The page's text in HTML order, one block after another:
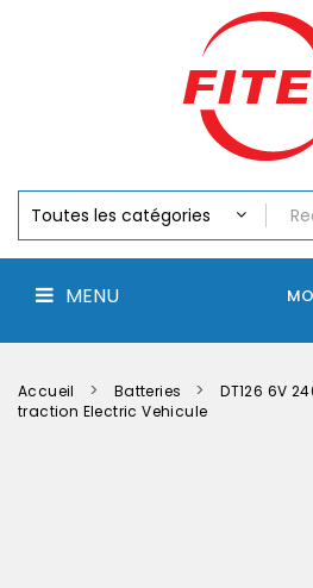
MENU
Chargeurs
Accus
Perceuse,
Visseuse
Batteries
Accueil Batteries
DT126 6V
traction Electric Vehicule